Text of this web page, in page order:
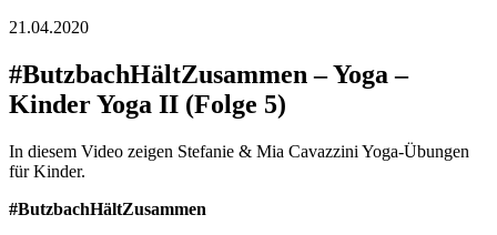
21.04.2020
#ButzbachHältZusammen – Yoga –
Kinder Yoga II (Folge 5)
In diesem Video zeigen Stefanie & Mia Cavazzini Yoga-Übungen
für Kinder.
#ButzbachHältZusammen